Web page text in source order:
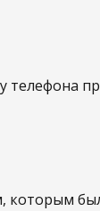
которым